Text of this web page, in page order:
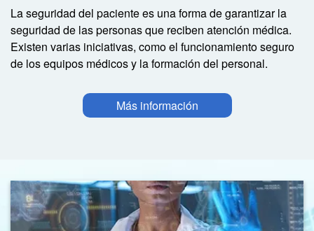
La seguridad del paciente es una forma de garantizar la
seguridad de las personas que reciben atención médica.
Existen varias iniciativas, como el funcionamiento seguro
de los equipos médicos y la formación del personal.
Más información
Image